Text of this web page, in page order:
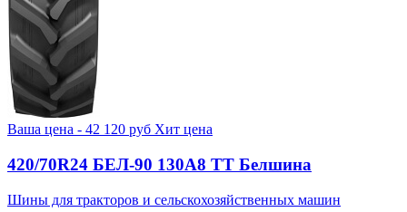
Ваша цена - 42 120 руб Хит цена
420/70R24 БЕЛ-90 130А8 TT Белшина
Шины для тракторов и сельскохозяйственных машин